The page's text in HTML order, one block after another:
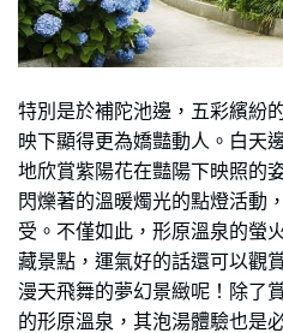
特別是於補陀池邊，五彩繽紛
映下顯得更為嬌豔動人。白天
地欣賞紫陽花在豔陽下映照的
閃爍著的溫暖燭光的點燈活動
受。不僅如此，形原溫泉的螢
藏景點，運氣好的話還可以觀
漫天飛舞的夢幻景緻呢！除了
的形原溫泉，其泡湯體驗也是